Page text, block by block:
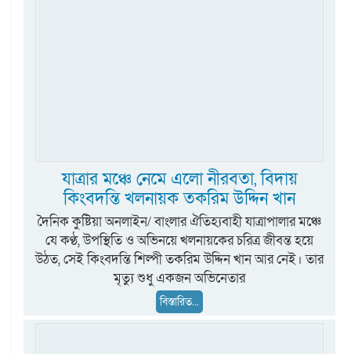
যাত্রার মঞ্চে নেমে এলো নীরবতা, বিদায়
কিংবদন্তি খলনায়ক তকরিম উদ্দিন খান
দৈনিক কুষ্টিয়া অনলাইন/ বাংলার ঐতিহ্যবাহী যাত্রাপালার মঞ্চে
যে কণ্ঠ, উপস্থিতি ও অভিনয়ে খলনায়কের চরিত্র জীবন্ত হয়ে
উঠত, সেই কিংবদন্তি শিল্পী তকরিম উদ্দিন খান আর নেই। তার
মৃত্যু শুধু একজন অভিনেতার
বিস্তারিত...